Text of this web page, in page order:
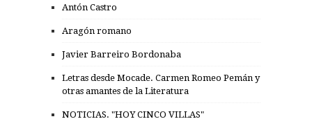
Antón Castro
Aragón romano
Javier Barreiro Bordonaba
Letras desde Mocade. Carmen Romeo Pemán y
otras amantes de la Literatura
NOTICIAS. "HOY CINCO VILLAS"